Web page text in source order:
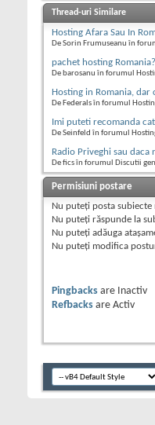
Thread-uri Similare
Hosting Afara Sau In
De Sorin Frumuseanu în
pachet hosting Romania?
De barosanu în forumul
Hosting in Romania, dar
De Federals în forumul
Imi puteti recomanda
De Seinfeld în forumul
Radio Priveghi sau
De fics în forumul Discutii
Permisiuni postare
Nu puteţi posta subiecte
Nu puteţi răspunde la
Nu puteţi adăuga
Nu puteţi modifica
Pingbacks are
Inactiv
Refbacks are Activ